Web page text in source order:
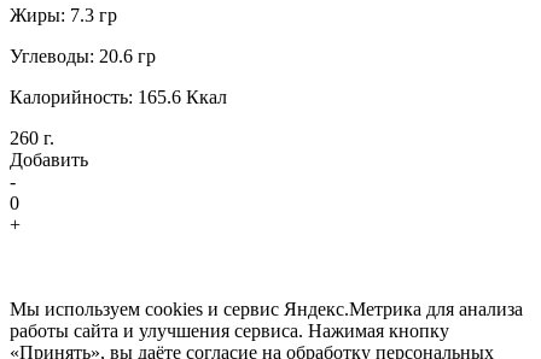
Жиры: 7.3 гр
Углеводы: 20.6 гр
Калорийность: 165.6 Ккал
260 г.
Добавить
-
0
+
Мы используем cookies и сервис Яндекс.Метрика для анализа
работы сайта и улучшения сервиса. Нажимая кнопку
«Принять», вы даёте согласие на обработку персональных